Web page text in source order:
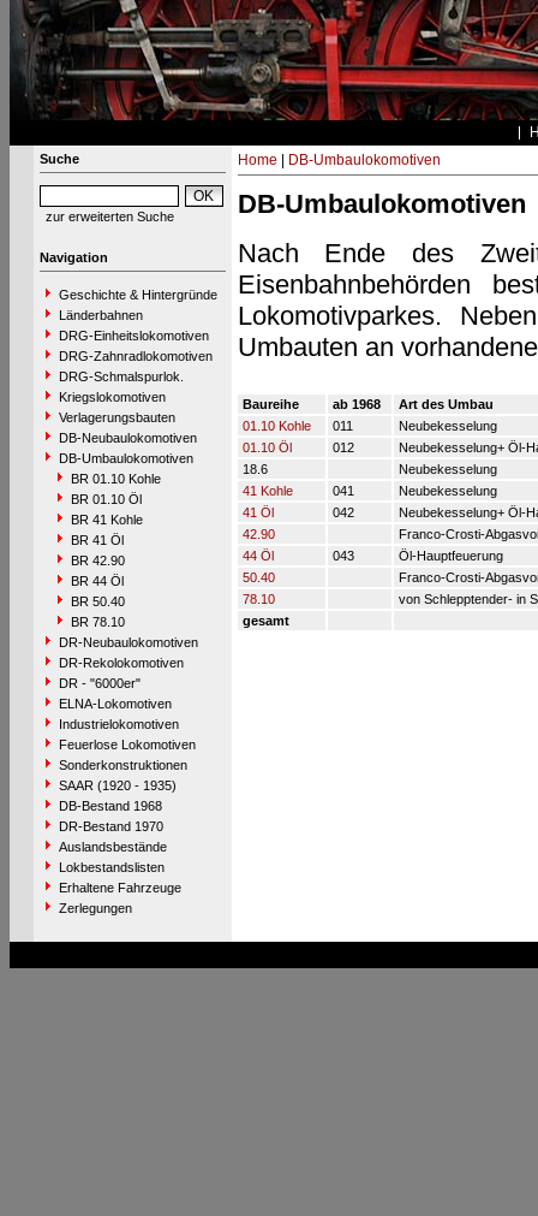
Suche
zur erweiterten Suche
Navigation
Geschichte & Hintergründe
Länderbahnen
DRG-Einheitslokomotiven
DRG-Zahnradlokomotiven
DRG-Schmalspurlok.
Kriegslokomotiven
Verlagerungsbauten
DB-Neubaulokomotiven
DB-Umbaulokomotiven
BR 01.10 Kohle
BR 01.10 Öl
BR 41 Kohle
BR 41 Öl
BR 42.90
BR 44 Öl
BR 50.40
BR 78.10
DR-Neubaulokomotiven
DR-Rekolokomotiven
DR - "6000er"
ELNA-Lokomotiven
Industrielokomotiven
Feuerlose Lokomotiven
Sonderkonstruktionen
SAAR (1920 - 1935)
DB-Bestand 1968
DR-Bestand 1970
Auslandsbestände
Lokbestandslisten
Erhaltene Fahrzeuge
Zerlegungen
Home DB-Umbaulokomotiven
DB-Umbaulokomotiven
Nach Ende des
Eisenbahnbehörden
Lokomotivparkes.
Umbauten an
Baureihe ab 1968
Art des Umbau
01.10 Kohle
011
Neubekesselung
01.10 Öl
012
Neubekesselung+ Öl-
18.6
Neubekesselung
41 Kohle
041
Neubekesselung
41 Öl
042
Neubekesselung+ Öl-
42.90
Franco-Crosti-
44 Öl
043
Öl-Hauptfeuerung
50.40
Franco-Crosti-
78.10
von Schlepptender- in
gesamt